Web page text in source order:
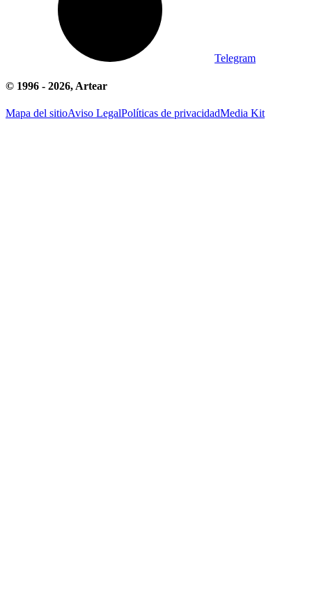
Telegram
© 1996 - 2026, Artear
Mapa del sitioAviso LegalPolíticas de privacidadMedia Kit